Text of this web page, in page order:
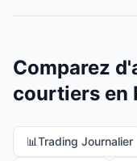
Comparez
courtiers en
📊Trading Journalier